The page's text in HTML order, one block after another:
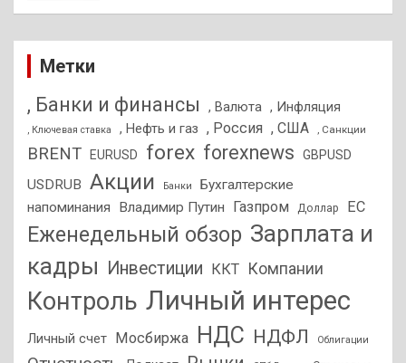
Метки
, Банки и финансы , Валюта , Инфляция
, Ключевая ставка , Нефть и газ , Россия , США , Санкции
BRENT EURUSD forex forexnews GBPUSD
USDRUB Акции Банки
Бухгалтерские
напоминания
Владимир Путин Газпром Доллар ЕС
Еженедельный обзор Зарплата и
кадры
Инвестиции ККТ Компании
Контроль Личный интерес
Личный счет Мосбиржа НДС НДФЛ Облигации